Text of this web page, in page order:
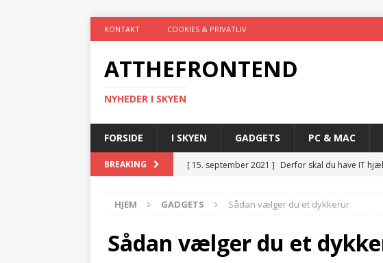
KONTAKT COOKIES & PRIVATLIV
ATTHEFRONTEND
NYHEDER I SKYEN
FORSIDE I SKYEN GADGETS PC & MAC
BREAKING [ 15. september 2021 ] Derfor skal du have IT
[ 19. juli 2021 ] Gør hverdagen nemmere med
[ 19. juli 2021 ]
Trådløs teknologi og det rette
[ 3. marts 2025 ]
El-tavler og hpfi-relæer: din
HJEM GADGETS Sådan vælger du et dykkerur
Sådan vælger du et